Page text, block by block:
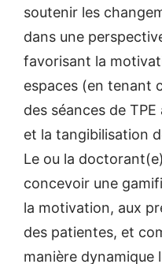
soutenir les
dans une
favorisant la
espaces (en tenant
des séances de
et la tangibilisation
Le ou la
concevoir une
la motivation, aux
des patientes, et
manière dynamique